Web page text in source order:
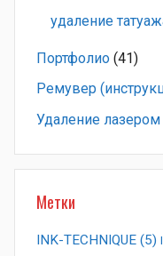
удаление
Портфолио (41)
Ремувер
Удаление лазером
Метки
INK-TECHNIQUE (5)